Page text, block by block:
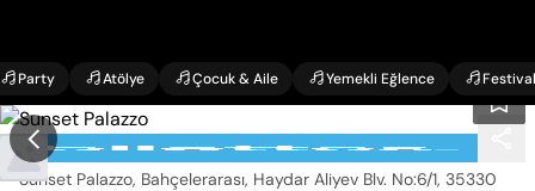
Party Atölye Çocuk & Aile Yemekli Eğlence Festival
Sunset Palazzo
Sunset Palazzo, Bahçelerarası, Haydar Aliyev Blv. No:6/1, 35330